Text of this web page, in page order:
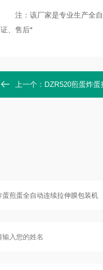
注：该厂家是专业生产全
证、售后*
上一个： DZR520煎蛋炸